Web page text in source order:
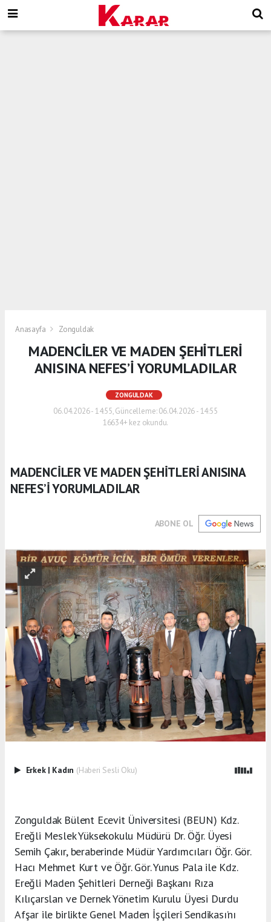
Anasayfa Zonguldak
MADENCİLER VE MADEN ŞEHİTLERİ
ANISINA NEFES’İ YORUMLADILAR
ZONGULDAK
06.04.2026 - 14:55, Güncelleme: 06.04.2026 - 14:55
16634+ kez okundu.
MADENCİLER VE MADEN ŞEHİTLERİ ANISINA
NEFES’İ YORUMLADILAR
ABONE OL
Erkek | Kadın (Haberi Sesli Oku)
Zonguldak Bülent Ecevit Üniversitesi (BEUN) Kdz.
Ereğli Meslek Yüksekokulu Müdürü Dr. Öğr. Üyesi
Semih Çakır, beraberinde Müdür Yardımcıları Öğr. Gör.
Hacı Mehmet Kurt ve Öğr. Gör. Yunus Pala ile Kdz.
Ereğli Maden Şehitleri Derneği Başkanı Rıza
Kılıçarslan ve Dernek Yönetim Kurulu Üyesi Durdu
Afşar ile birlikte Genel Maden İşçileri Sendikası’nı